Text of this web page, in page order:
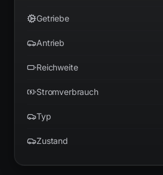
Getriebe
Antrieb
Reichweite
Stromverbrauch
Typ
Zustand